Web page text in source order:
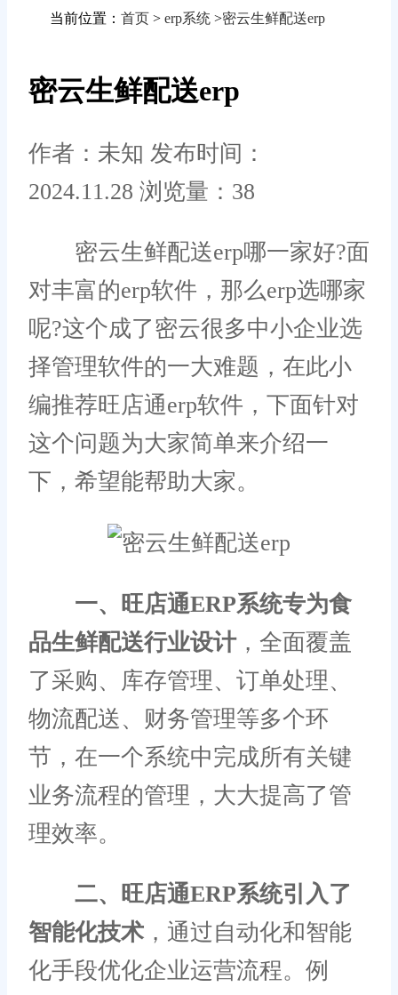
当前位置： 首页 > erp系统 >密云生鲜配送erp
密云生鲜配送erp
作者：未知 发布时间：
2024.11.28 浏览量：38
密云生鲜配送erp哪一家好?面
对丰富的erp软件，那么erp选哪家
呢?这个成了密云很多中小企业选
择管理软件的一大难题，在此小
编推荐旺店通erp软件，下面针对
这个问题为大家简单来介绍一
下，希望能帮助大家。
一、旺店通ERP系统专为食
品生鲜配送行业设计，全面覆盖
了采购、库存管理、订单处理、
物流配送、财务管理等多个环
节，在一个系统中完成所有关键
业务流程的管理，大大提高了管
理效率。
二、旺店通ERP系统引入了
智能化技术 ，通过自动化和智能
化手段优化企业运营流程。例